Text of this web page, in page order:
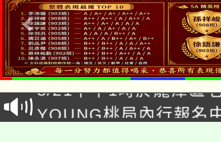
「本色祭」8/29、30在
場熱烈登場!
8/21下午1時於龍潭區
徵才活動。
YOUNG桃局內行報名